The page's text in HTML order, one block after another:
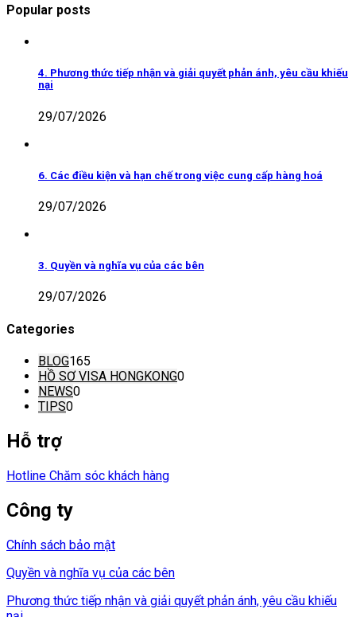
Popular posts
4. Phương thức tiếp nhận và giải quyết phản ánh, yêu cầu khiếu
nại
29/07/2026
6. Các điều kiện và hạn chế trong việc cung cấp hàng hoá
29/07/2026
3. Quyền và nghĩa vụ của các bên
29/07/2026
Categories
BLOG165
HỒ SƠ VISA HONGKONG0
NEWS0
TIPS0
Hỗ trợ
Hotline Chăm sóc khách hàng
Công ty
Chính sách bảo mật
Quyền và nghĩa vụ của các bên
Phương thức tiếp nhận và giải quyết phản ánh, yêu cầu khiếu